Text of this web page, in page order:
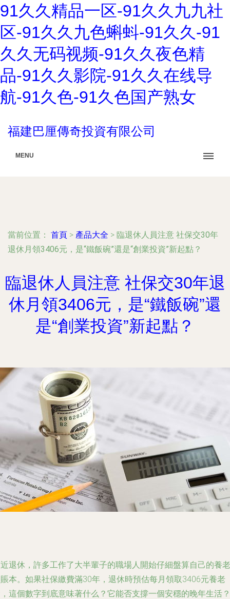
91久久精品一区-91久久九九社
区-91久久九色蝌蚪-91久久-91
久久无码视频-91久久夜色精
品-91久久影院-91久久在线导
航-91久色-91久色国产熟女
福建巴厘傳奇投資有限公司
MENU
當前位置： 首頁 > 產品大全 > 臨退休人員注意 社保交30年
退休月領3406元，是“鐵飯碗”還是“創業投資”新起點？
臨退休人員注意 社保交30年退
休月領3406元，是“鐵飯碗”還
是“創業投資”新起點？
退休，許多工作了大半輩子的職場人開始仔細盤算自己的養老
本。如果社保繳費滿30年，退休時預估每月領取3406元養老
這個數字到底意味著什么？它能否支撐一個安穩的晚年生活？